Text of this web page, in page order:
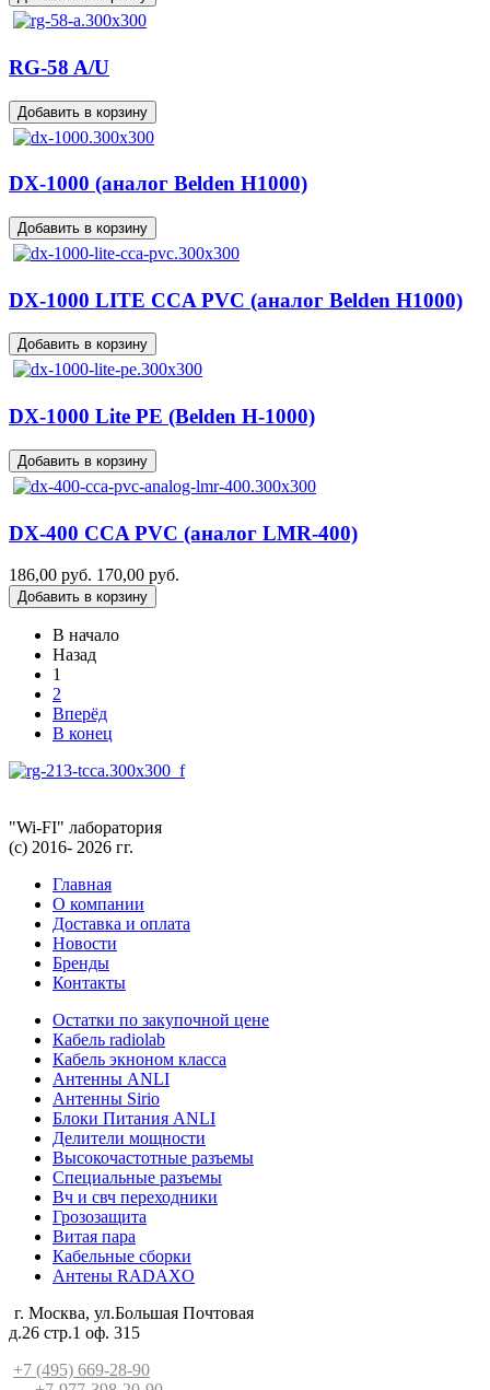
RG-58 A/U
DX-1000 (аналог Belden H1000)
DX-1000 LITE CCA PVC (аналог Belden H1000)
DX-1000 Lite PE (Belden H-1000)
DX-400 CCA PVC (аналог LMR-400)
186,00 руб. 170,00 руб.
В начало
Назад
1
2
Вперёд
В конец
"Wi-FI" лаборатория
(с) 2016- 2026 гг.
Главная
О компании
Доставка и оплата
Новости
Бренды
Контакты
Остатки по закупочной цене
Кабель radiolab
Кабель экноном класса
Антенны ANLI
Антенны Sirio
Блоки Питания ANLI
Делители мощности
Высокочастотные разъемы
Специальные разъемы
Вч и свч переходники
Грозозащита
Витая пара
Кабельные сборки
Антены RADAXO
г. Москва, ул.Большая Почтовая
д.26 стр.1 оф. 315
+7 (495) 669-28-90